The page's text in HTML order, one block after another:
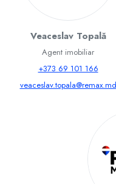
Veaceslav Topală
Agent imobiliar
+373 69 101 166
veaceslav.topala@remax.md